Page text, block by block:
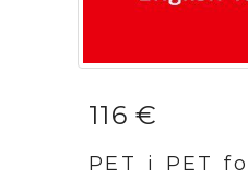
116 €
PET i PET